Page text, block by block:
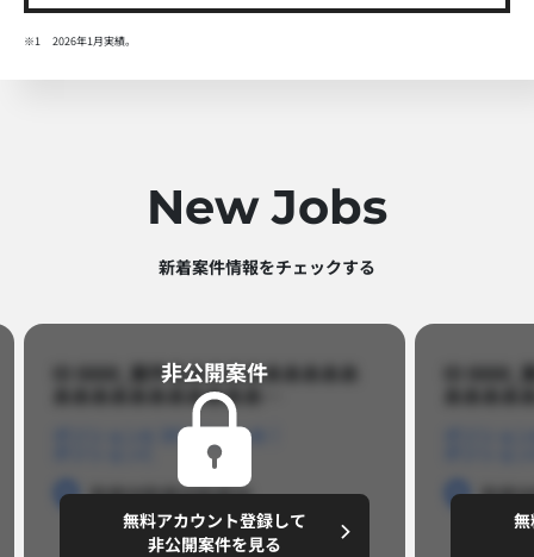
※1 2026年1月実績。
New Jobs
新着案件情報をチェックする​
ID 8888_案件名あああああああああ
あああああああああああ…​
ポジションB
勤務地勤務地勤務地
～8,888,8888円/月
非公開案件​
無料アカウント登録して
非公開案件を見る
ID
勤務地